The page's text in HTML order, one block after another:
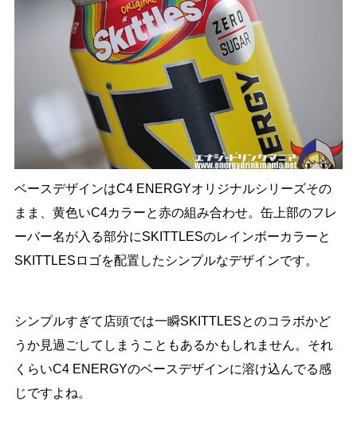
ベースデザインはC4 ENERGYオリジナルシリーズその
まま、黄色いC4カラーと赤の組み合わせ。缶上部のフレ
ーバー名が入る部分にSKITTLESのレインボーカラーと
SKITTLESロゴを配置したシンプルなデザインです。
シンプルすぎて店頭では一瞬SKITTLESとのコラボかど
うか見過ごしてしまうこともあるかもしれません。それ
くらいC4 ENERGYのベースデザインに溶け込んでる感
じですよね。